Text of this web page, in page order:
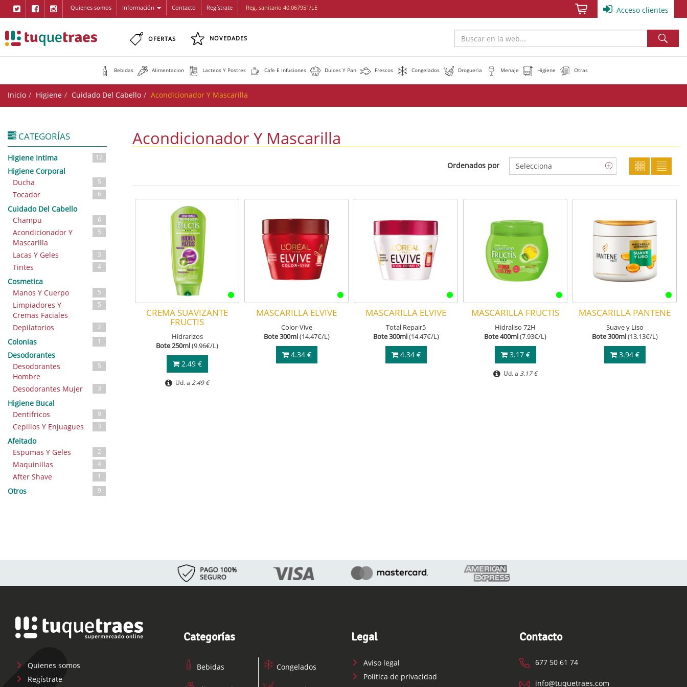
Quienes somos Información Contacto Regístrate Reg. sanitario 40.067951/LE Acceso clientes
OFERTAS NOVEDADES
Bebidas Alimentacion Lacteos Y Postres Cafe E Infusiones Dulces Y Pan Frescos Congelados Drogueria Menaje Higiene Otras
Inicio Higiene Cuidado Del Cabello Acondicionador Y Mascarilla
CATEGORÍAS
Higiene Intima 12
Higiene Corporal
Ducha
5
Tocador 6
Cuidado Del Cabello
Champu
6
Acondicionador Y
Mascarilla
5
Lacas Y Geles 3
Tintes 4
Cosmetica
Manos Y Cuerpo
5
Limpiadores Y
Cremas Faciales
5
Depilatorios 2
Colonias 1
Desodorantes
Desodorantes
Hombre
5
Desodorantes Mujer 3
Higiene Bucal
Dentifricos
9
Cepillos Y Enjuagues 3
Afeitado
Espumas Y Geles
2
Maquinillas 4
After Shave 1
Otros 9
Acondicionador Y Mascarilla
Ordenados por
CREMA SUAVIZANTE
FRUCTIS
Hidrarizos
Bote 250ml(9.96€/L)
2.49 €
Ud. a 2.49 €
MASCARILLA ELVIVE
Color-Vive
Bote 300ml(14.47€/L)
4.34 €
MASCARILLA ELVIVE
Total Repair5
Bote 300ml(14.47€/L)
4.34 €
MASCARILLA FRUCTIS
Hidraliso 72H
Bote 400ml(7.93€/L)
3.17 €
Ud. a 3.17 €
MASCARILLA PANTENE
Suave y Liso
Bote 300ml(13.13€/L)
3.94 €
Quienes somos
Regístrate
Categorías
Bebidas Congelados
Legal
Aviso legal
Política de privacidad
Contacto
677 50 61 74
info@tuquetraes.com